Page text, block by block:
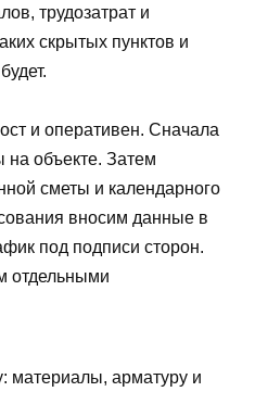
трудозатрат и
скрытых пунктов и
и оперативен. Сначала
объекте. Затем
сметы и календарного
вносим данные в
под подписи сторон.
отдельными
материалы, арматуру и